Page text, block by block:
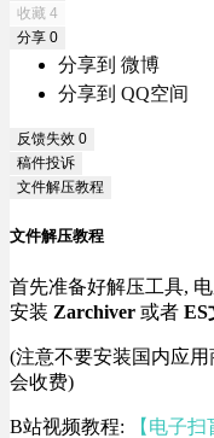
收藏 4
分享 0
分享到 微博
分享到 QQ空间
反馈失效 0
稿件投诉
文件解压教程
文件解压教程
首先准备好解压工具,
安装 Zarchiver 或者 ES
(注意不要安装国内应
会收费)
B站视频教程: 【电子